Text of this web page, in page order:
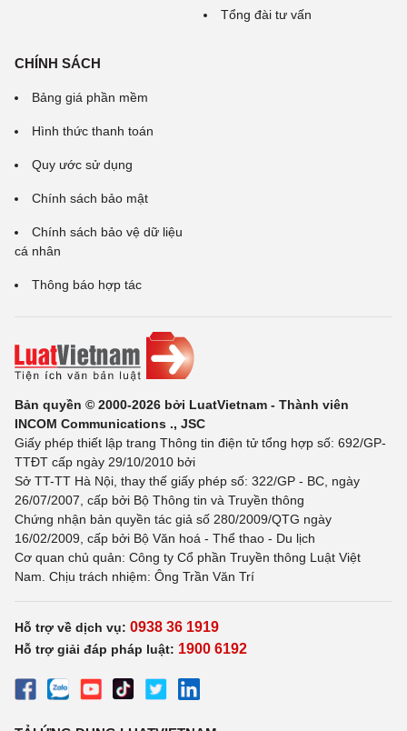
Tổng đài tư vấn
CHÍNH SÁCH
Bảng giá phần mềm
Hình thức thanh toán
Quy ước sử dụng
Chính sách bảo mật
Chính sách bảo vệ dữ liệu
cá nhân
Thông báo hợp tác
Bản quyền © 2000-2026 bởi LuatVietnam - Thành viên
INCOM Communications ., JSC
Giấy phép thiết lập trang Thông tin điện tử tổng hợp số: 692/GP-
TTĐT cấp ngày 29/10/2010 bởi
Sở TT-TT Hà Nội, thay thế giấy phép số: 322/GP - BC, ngày
26/07/2007, cấp bởi Bộ Thông tin và Truyền thông
Chứng nhận bản quyền tác giả số 280/2009/QTG ngày
16/02/2009, cấp bởi Bộ Văn hoá - Thể thao - Du lịch
Cơ quan chủ quản: Công ty Cổ phần Truyền thông Luật Việt
Nam. Chịu trách nhiệm: Ông Trần Văn Trí
Hỗ trợ về dịch vụ: 0938 36 1919
Hỗ trợ giải đáp pháp luật: 1900 6192